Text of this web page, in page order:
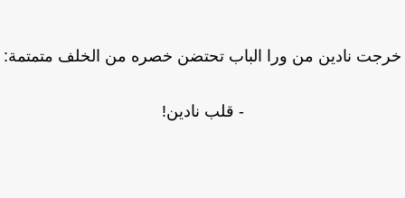
نادين من ورا الباب تحتضن خصره من الخلف متمتمة:
- قلب نادين!